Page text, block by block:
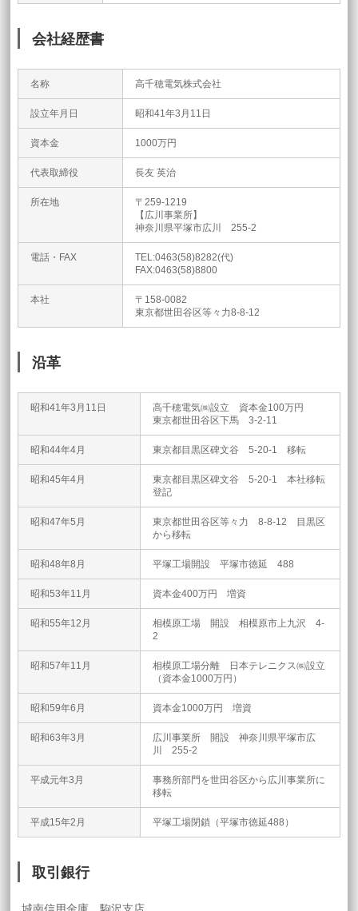
会社経歴書
名称 高千穂電気株式会社
設立年月日 昭和41年3月11日
資本金 1000万円
代表取締役 長友 英治
所在地
〒259-1219
【広川事業所】
神奈川県平塚市広川 255-2
電話・FAX
TEL:0463(58)8282(代)
FAX:0463(58)8800
本社
〒158-0082
東京都世田谷区等々力8-8-12
沿革
昭和41年3月11日
高千穂電気㈱設立 資本金100万円
東京都世田谷区下馬 3-2-11
昭和44年4月 東京都目黒区碑文谷 5-20-1 移転
昭和45年4月
東京都目黒区碑文谷 5-20-1 本社移転
登記
昭和47年5月
東京都世田谷区等々力 8-8-12 目黒区
から移転
昭和48年8月 平塚工場開設 平塚市徳延 488
昭和53年11月 資本金400万円 増資
昭和55年12月
相模原工場 開設 相模原市上九沢 4-
2
昭和57年11月
相模原工場分離 日本テレニクス㈱設立
（資本金1000万円）
昭和59年6月 資本金1000万円 増資
昭和63年3月
広川事業所 開設 神奈川県平塚市広
川 255-2
平成元年3月
事務所部門を世田谷区から広川事業所に
移転
平成15年2月 平塚工場閉鎖（平塚市徳延488）
取引銀行